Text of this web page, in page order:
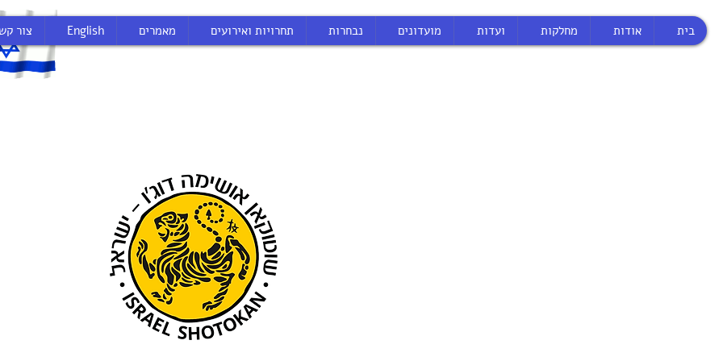
בית אודות מחלקות ועדות מועדונים נבחרות תחרויות ואירועים מאמרים English צור